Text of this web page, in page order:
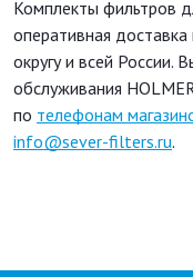
Комплекты фильтров
оперативная
округу и всей России.
обслуживания
по телефонам
info@sever-filters.ru.